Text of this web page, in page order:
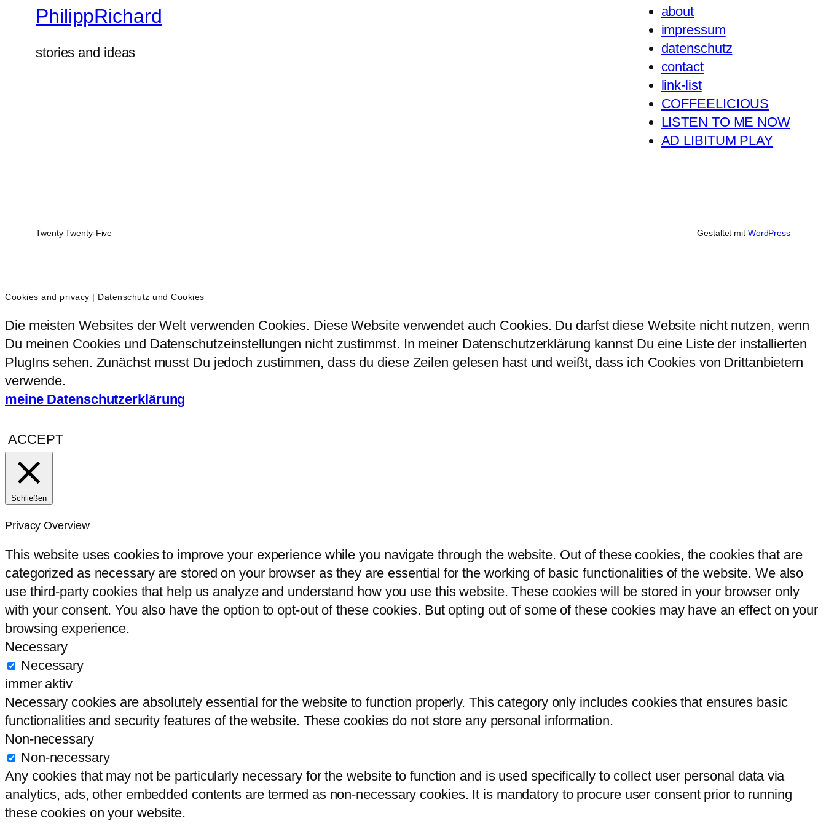
PhilippRichard
stories and ideas
about
impressum
datenschutz
contact
link-list
COFFEELICIOUS
LISTEN TO ME NOW
AD LIBITUM PLAY
Twenty Twenty-Five Gestaltet mit WordPress
Cookies and privacy | Datenschutz und Cookies
Die meisten Websites der Welt verwenden Cookies. Diese Website verwendet auch Cookies. Du darfst diese Website nicht nutzen, wenn
Du meinen Cookies und Datenschutzeinstellungen nicht zustimmst. In meiner Datenschutzerklärung kannst Du eine Liste der installierten
PlugIns sehen. Zunächst musst Du jedoch zustimmen, dass du diese Zeilen gelesen hast und weißt, dass ich Cookies von Drittanbietern
verwende.
meine Datenschutzerklärung
ACCEPT
Schließen
Privacy Overview
This website uses cookies to improve your experience while you navigate through the website. Out of these cookies, the cookies that are
categorized as necessary are stored on your browser as they are essential for the working of basic functionalities of the website. We also
use third-party cookies that help us analyze and understand how you use this website. These cookies will be stored in your browser only
with your consent. You also have the option to opt-out of these cookies. But opting out of some of these cookies may have an effect on your
browsing experience.
Necessary
Necessary
immer aktiv
Necessary cookies are absolutely essential for the website to function properly. This category only includes cookies that ensures basic
functionalities and security features of the website. These cookies do not store any personal information.
Non-necessary
Non-necessary
Any cookies that may not be particularly necessary for the website to function and is used specifically to collect user personal data via
analytics, ads, other embedded contents are termed as non-necessary cookies. It is mandatory to procure user consent prior to running
these cookies on your website.